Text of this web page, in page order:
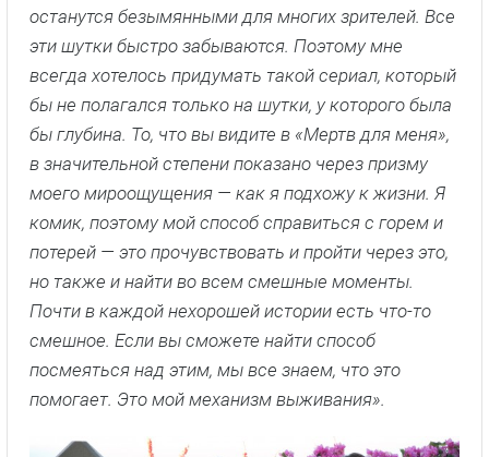
останутся безымянными для многих зрителей. Все
эти шутки быстро забываются. Поэтому мне
всегда хотелось придумать такой сериал, который
бы не полагался только на шутки, у которого была
бы глубина. То, что вы видите в «Мертв для меня»,
в значительной степени показано через призму
моего мироощущения — как я подхожу к жизни. Я
комик, поэтому мой способ справиться с горем и
потерей — это прочувствовать и пройти через это,
но также и найти во всем смешные моменты.
Почти в каждой нехорошей истории есть что-то
смешное. Если вы сможете найти способ
посмеяться над этим, мы все знаем, что это
помогает. Это мой механизм выживания».